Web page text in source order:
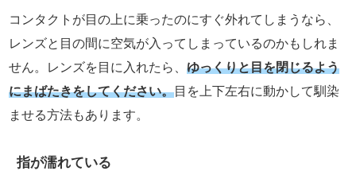
コンタクトが目の上に乗ったのにすぐ外れてしまうなら、
レンズと目の間に空気が入ってしまっているのかもしれま
せん。レンズを目に入れたら、 ゆっくりと目を閉じるよう
にまばたきをしてください。目を上下左右に動かして馴染
ませる方法もあります。
指が濡れている